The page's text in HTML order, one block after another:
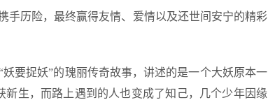
手历险，最终赢得友情、爱情以及还世间安宁的精彩
要捉妖”的瑰丽传奇故事，讲述的是一个大妖原本一
生，而路上遇到的人也变成了知己，几个少年因缘